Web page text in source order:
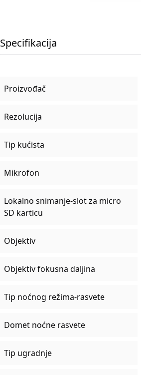
Specifikacija
Proizvođač
Rezolucija
Tip kućista
Mikrofon
Lokalno snimanje-slot za micro
SD karticu
Objektiv
Objektiv fokusna daljina
Tip noćnog režima-rasvete
Domet noćne rasvete
Tip ugradnje